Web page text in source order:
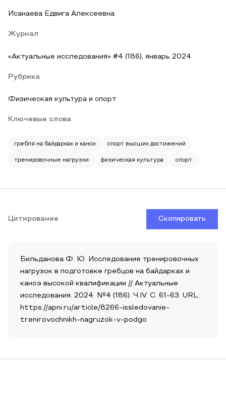
Исанаева Едвига Алексеевна
Журнал
«Актуальные исследования» #4 (186), январь 2024
Рубрика
Физическая культура и спорт
Ключевые слова
гребля на байдарках и каноэ спорт высших достижений
тренировочные нагрузки физическая культура спорт
Цитирование Скопировать
Бильданова Ф. Ю. Исследование тренировочных
нагрузок в подготовке гребцов на байдарках и
каноэ высокой квалификации // Актуальные
исследования. 2024. №4 (186). Ч.IV. С. 61-63. URL:
https://apni.ru/article/8266-issledovanie-
trenirovochnikh-nagruzok-v-podgo